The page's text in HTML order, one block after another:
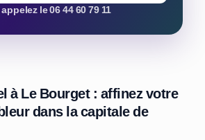
le 06 44 60 79 11
à Le Bourget : affinez votre
dans la capitale de